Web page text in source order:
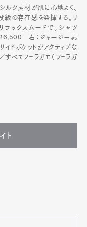
ルク素材が肌に心地よく、
級の存在感を発揮する。リ
ックスムードで。シャツ
右：ジャージー素
イドポケットがアクティブな
べてフェラガモ（フェラガ
ト